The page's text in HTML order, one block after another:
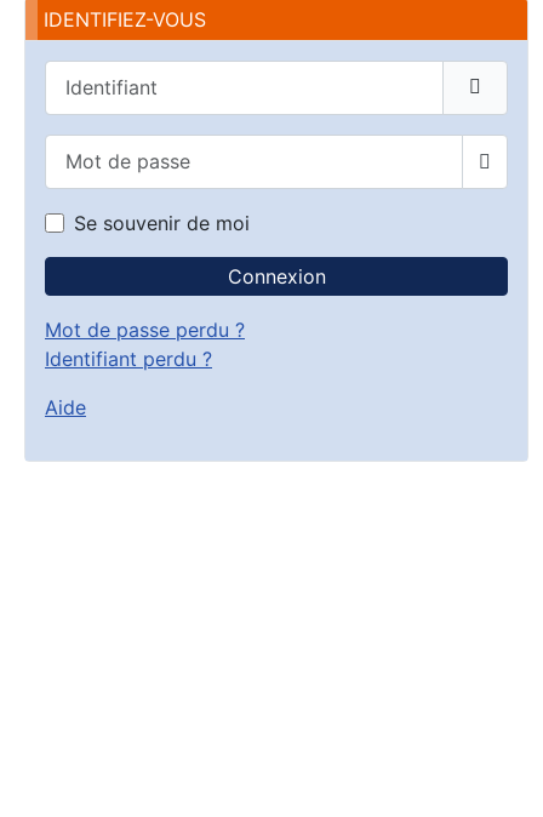
IDENTIFIEZ-VOUS
Se souvenir de moi
Connexion
Mot de passe perdu ?
Identifiant perdu ?
Aide